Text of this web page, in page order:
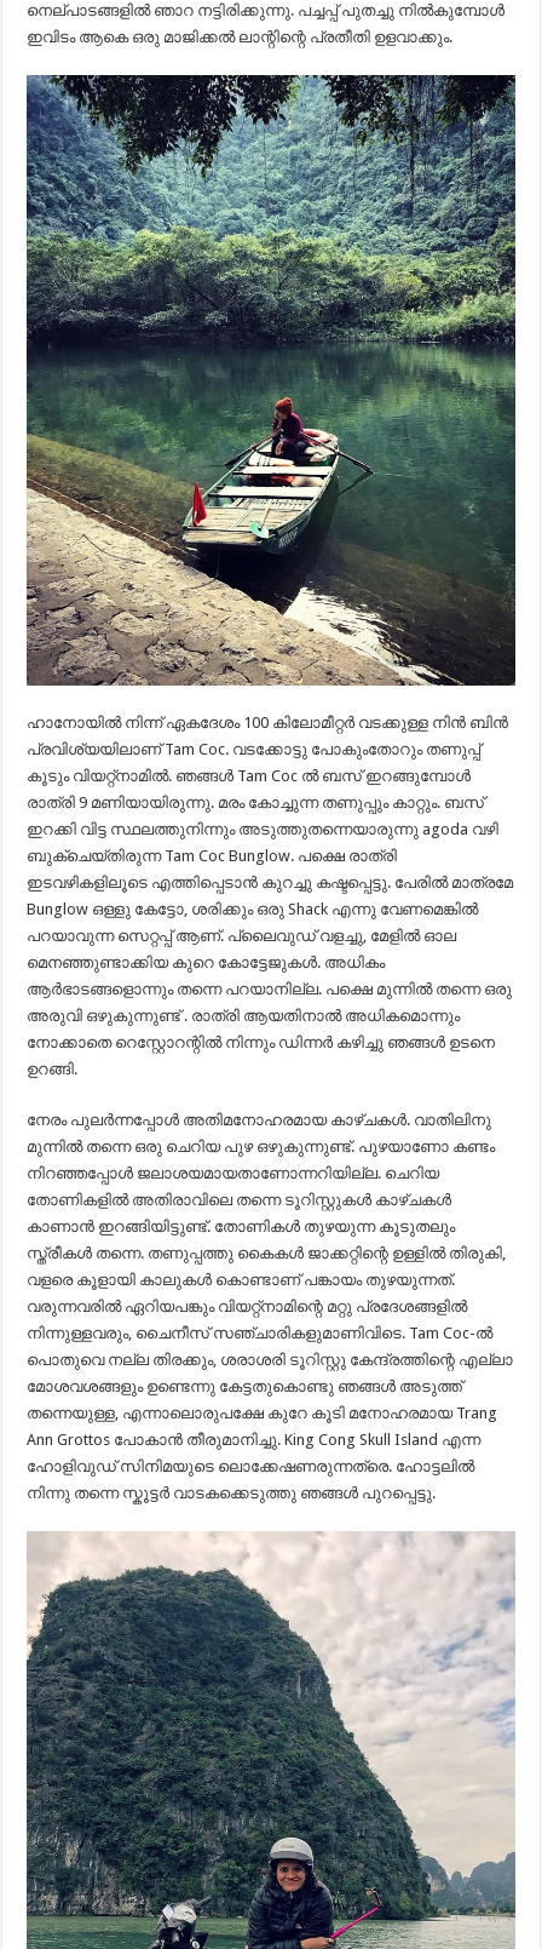
നെല്പാടങ്ങളിൽ ഞാറ നട്ടിരിക്കുന്നു. പച്ചപ്പ്‌ പുതച്ചു നിൽകുമ്പോൾ
ഇവിടം ആകെ ഒരു മാജിക്കൽ ലാന്റിന്റെ പ്രതീതി ഉളവാക്കും.
ഹാനോയിൽ നിന്ന് ഏകദേശം 100 കിലോമീറ്റർ വടക്കുള്ള നിൻ ബിൻ
പ്രവിശ്യയിലാണ് Tam Coc. വടക്കോട്ടു പോകുംതോറും തണുപ്പ്
കൂടും വിയറ്റ്നാമിൽ. ഞങ്ങൾ Tam Coc ൽ ബസ് ഇറങ്ങുമ്പോൾ
രാത്രി 9 മണിയായിരുന്നു. മരം കോച്ചുന്ന തണുപ്പും കാറ്റും. ബസ്
ഇറക്കി വിട്ട സ്ഥലത്തുനിന്നും അടുത്തുതന്നെയാരുന്നു agoda വഴി
ബുക്ചെയ്തിരുന്ന Tam Coc Bunglow. പക്ഷെ രാത്രി
ഇടവഴികളിലൂടെ എത്തിപ്പെടാൻ കുറച്ചു കഷ്ടപ്പെട്ടു. പേരിൽ മാത്രമേ
Bunglow ഒള്ളു കേട്ടോ, ശരിക്കും ഒരു Shack എന്നു വേണമെങ്കിൽ
പറയാവുന്ന സെറ്റപ്പ് ആണ്. പ്ലൈവുഡ് വളച്ചു, മേളിൽ ഓല
മെനഞ്ഞുണ്ടാക്കിയ കുറെ കോട്ടേജുകൾ. അധികം
ആർഭാടങ്ങളൊന്നും തന്നെ പറയാനില്ല. പക്ഷെ മുന്നിൽ തന്നെ ഒരു
അരുവി ഒഴുകുന്നുണ്ട് . രാത്രി ആയതിനാൽ അധികമൊന്നും
നോക്കാതെ റെസ്റ്റോറന്റിൽ നിന്നും ഡിന്നർ കഴിച്ചു ഞങ്ങൾ ഉടനെ
ഉറങ്ങി.
നേരം പുലർന്നപ്പോൾ അതിമനോഹരമായ കാഴ്ചകൾ. വാതിലിനു
മുന്നിൽ തന്നെ ഒരു ചെറിയ പുഴ ഒഴുകുന്നുണ്ട്. പുഴയാണോ കണ്ടം
നിറഞ്ഞപ്പോൾ ജലാശയമായതാണോന്നറിയില്ല. ചെറിയ
തോണികളിൽ അതിരാവിലെ തന്നെ ടൂറിസ്റ്റുകൾ കാഴ്ചകൾ
കാണാൻ ഇറങ്ങിയിട്ടുണ്ട്. തോണികൾ തുഴയുന്ന കൂടുതലും
സ്ത്രീകൾ തന്നെ. തണുപ്പത്തു കൈകൾ ജാക്കറ്റിന്റെ ഉള്ളിൽ തിരുകി,
വളരെ കൂളായി കാലുകൾ കൊണ്ടാണ് പങ്കായം തുഴയുന്നത്.
വരുന്നവരിൽ ഏറിയപങ്കും വിയറ്റ്നാമിന്റെ മറ്റു പ്രദേശങ്ങളിൽ
നിന്നുള്ളവരും, ചൈനീസ് സഞ്ചാരികളുമാണിവിടെ. Tam Coc-ൽ
പൊതുവെ നല്ല തിരക്കും, ശരാശരി ടൂറിസ്റ്റു കേന്ദ്രത്തിന്റെ എല്ലാ
മോശവശങ്ങളും ഉണ്ടെന്നു കേട്ടതുകൊണ്ടു ഞങ്ങൾ അടുത്ത്
തന്നെയുള്ള, എന്നാലൊരുപക്ഷേ കുറേ കൂടി മനോഹരമായ Trang
Ann Grottos പോകാൻ തീരുമാനിച്ചു. King Cong Skull Island എന്ന
ഹോളിവുഡ് സിനിമയുടെ ലൊക്കേഷണരുന്നത്രെ. ഹോട്ടലിൽ
നിന്നു തന്നെ സ്കൂട്ടർ വാടകക്കെടുത്തു ഞങ്ങൾ പുറപ്പെട്ടു.